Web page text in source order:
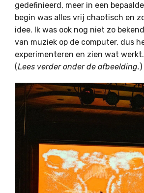
gedefinieerd, meer in een
begin was alles vrij chaotisch en
idee. Ik was ook nog niet zo
van muziek op de computer, dus
experimenteren en zien wat werkt.
(Lees verder onder de afbeelding.)